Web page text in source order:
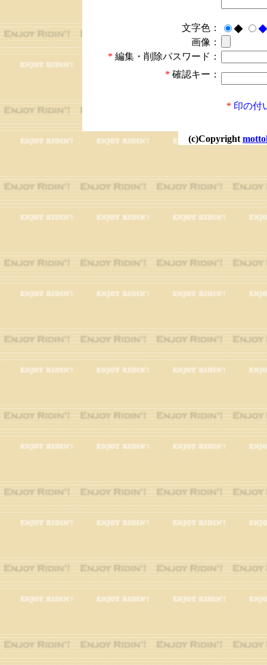
文字色： ◆
◆
画像：
* 編集・削除パスワード：
* 確認キー：
* 印の付
(c)Copyright